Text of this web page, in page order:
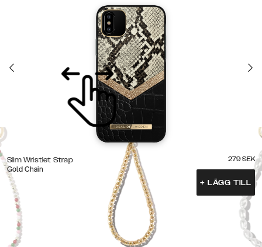
Slim Wristlet Strap
Gold Chain
279 SEK
+ LÄGG TILL